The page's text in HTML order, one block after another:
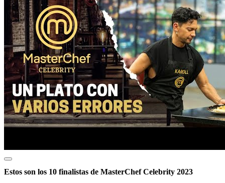
Estos son los 10 finalistas de MasterChef Celebrity 2023